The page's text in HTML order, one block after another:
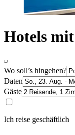
Hotels
Wo soll’s hingehen?
Daten
Gäste
Ich reise geschäftlich